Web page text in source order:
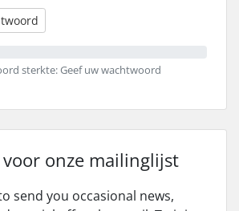
sterkte: Geef uw wachtwoord
onze mailinglijst
send you occasional news,